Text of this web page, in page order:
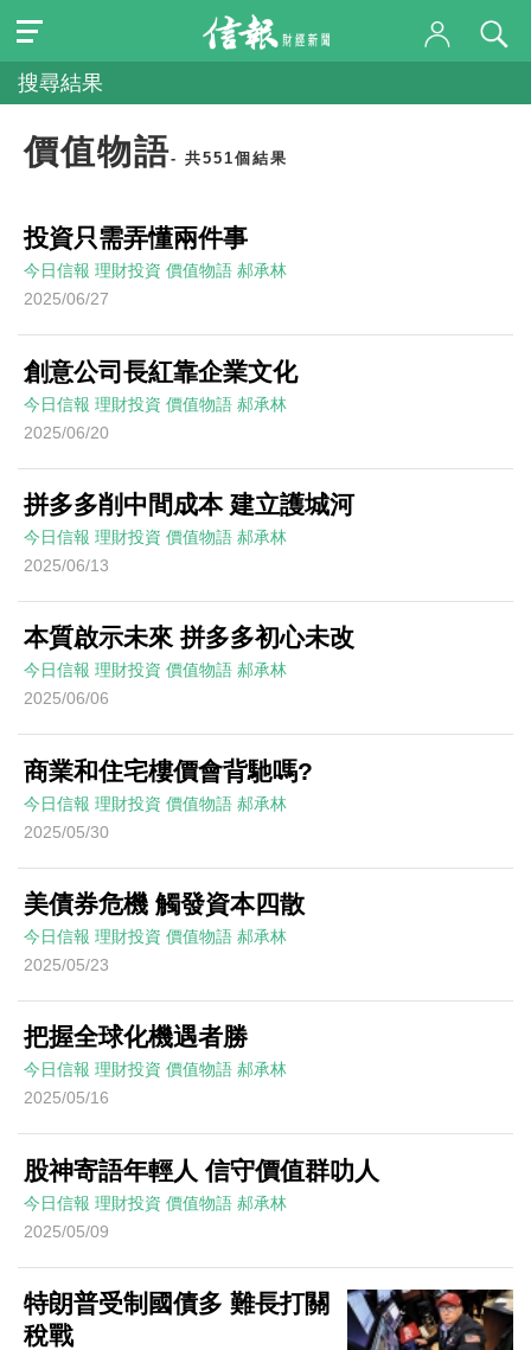
搜尋結果
價值物語- 共551個結果
投資只需弄懂兩件事
今日信報 理財投資 價值物語 郝承林
2025/06/27
創意公司長紅靠企業文化
今日信報 理財投資 價值物語 郝承林
2025/06/20
拼多多削中間成本 建立護城河
今日信報 理財投資 價值物語 郝承林
2025/06/13
本質啟示未來 拼多多初心未改
今日信報 理財投資 價值物語 郝承林
2025/06/06
商業和住宅樓價會背馳嗎?
今日信報 理財投資 價值物語 郝承林
2025/05/30
美債券危機 觸發資本四散
今日信報 理財投資 價值物語 郝承林
2025/05/23
把握全球化機遇者勝
今日信報 理財投資 價值物語 郝承林
2025/05/16
股神寄語年輕人 信守價值群叻人
今日信報 理財投資 價值物語 郝承林
2025/05/09
特朗普受制國債多 難長打關
稅戰